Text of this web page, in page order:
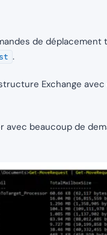
de
.
Exchange
beaucoup de